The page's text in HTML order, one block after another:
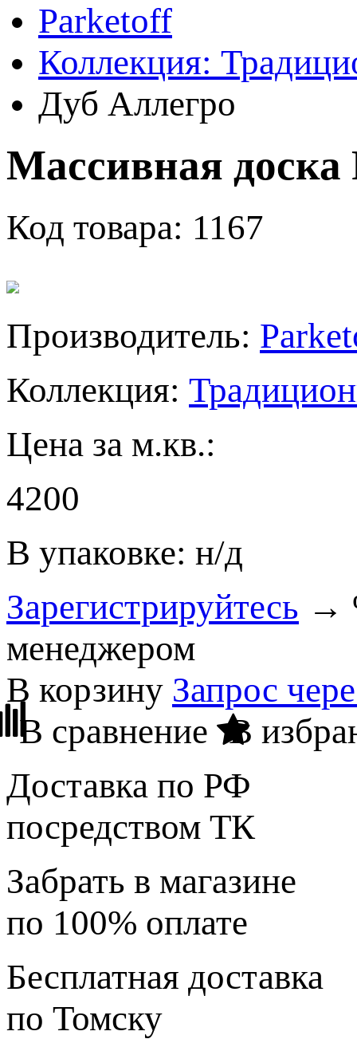
Parketoff
Коллекция:
Дуб Аллегро
Массивная
Код товара: 1167
Производитель:
Коллекция:
Цена за м.кв.:
4200
В упаковке: н/д
Зарегистрируйтесь →
менеджером
В корзину Запрос
В сравнение В
Доставка по РФ
посредством ТК
Забрать в магазине
по 100% оплате
Бесплатная доставка
по Томску